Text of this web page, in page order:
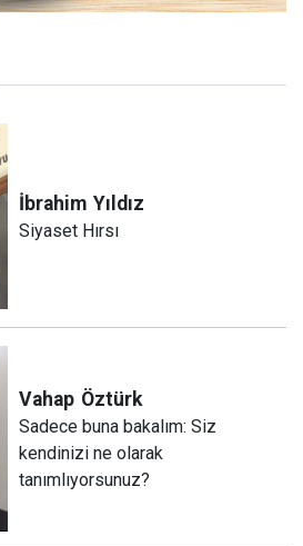
İbrahim Yıldız
Siyaset Hırsı
Vahap Öztürk
Sadece buna bakalım: Siz
kendinizi ne olarak
tanımlıyorsunuz?